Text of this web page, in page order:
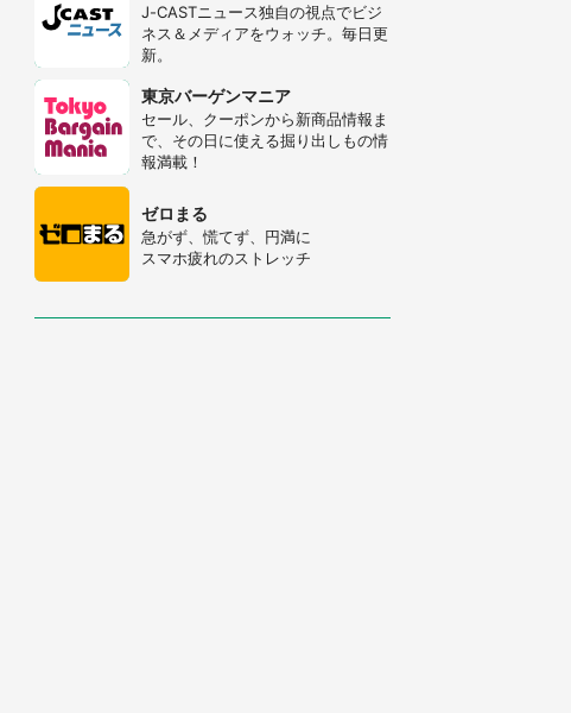
J-CASTニュース独自の視点でビジ
ネス＆メディアをウォッチ。毎日更
新。
東京バーゲンマニア
セール、クーポンから新商品情報ま
で、その日に使える掘り出しもの情
報満載！
ゼロまる
急がず、慌てず、円満に
スマホ疲れのストレッチ